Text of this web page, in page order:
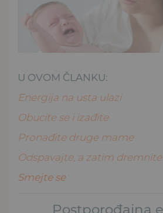
U OVOM ČLANKU:
Energija na usta ulazi
Obucite se i izađite
Pronađite druge mame
Odspavajte, a zatim dremnite
Smejte se
Postporođajna